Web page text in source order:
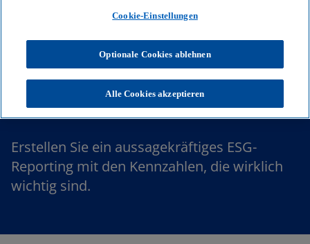
ESG-Berichterstattung
Erstellen Sie ein aussagekräftiges ESG-
Reporting mit den Kennzahlen, die wirklich
wichtig sind.
Cookie-Einstellungen
Optionale Cookies ablehnen
Alle Cookies akzeptieren